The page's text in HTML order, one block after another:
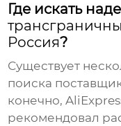
Где искать
Россия?
Существует
поиска
конечно,
рекомендовал